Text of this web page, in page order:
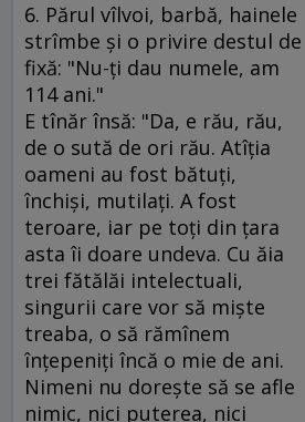
6. Părul vîlvoi, barbă, hainele
strîmbe şi o privire destul de
fixă: "Nu-ţi dau numele, am
114 ani."
E tînăr însă: "Da, e rău, rău,
de o sută de ori rău. Atîţia
oameni au fost bătuţi,
închişi, mutilaţi. A fost
teroare, iar pe toţi din ţara
asta îi doare undeva. Cu ăia
trei fătălăi intelectuali,
singurii care vor să mişte
treaba, o să rămînem
înţepeniţi încă o mie de ani.
Nimeni nu doreşte să se afle
nimic, nici puterea, nici